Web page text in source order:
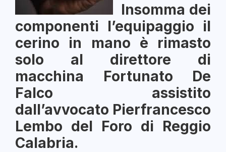
Insomma dei
componenti l’equipaggio il
cerino in mano è rimasto
solo al direttore di
macchina Fortunato De
Falco assistito
dall’avvocato Pierfrancesco
Lembo del Foro di Reggio
Calabria.